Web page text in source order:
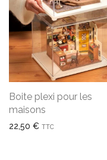
Boite plexi pour les
maisons
22,50 € TTC